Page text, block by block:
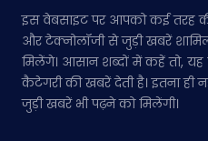
इस वेबसाइट पर आपको कई तरह
और टेक्नोलॉजी से जुड़ी खबरें
मिलेंगे। आसान शब्दों में कहें तो,
कैटेगरी की खबरें देती है। इतना
जुड़ी खबरें भी पढ़ने को मिलेंगी।